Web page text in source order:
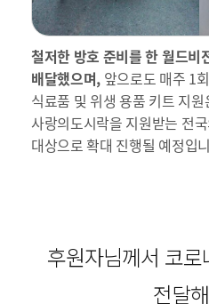
철저한 방호 준비를 한 월드비
배달했으며, 앞으로도 매주 1
식료품 및 위생 용품 키트 지
사랑의도시락을 지원받는 전
대상으로 확대 진행될 예정입
후원자님께서 코
전달